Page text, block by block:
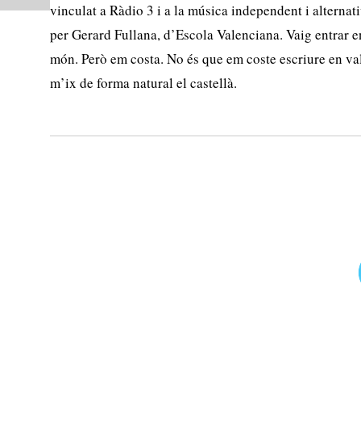
vinculat a Ràdio 3 i a la música independent i
per Gerard Fullana, d’Escola Valenciana. Vaig entrar
món. Però em costa. No és que em coste escriure en
m’ix de forma natural el castellà.